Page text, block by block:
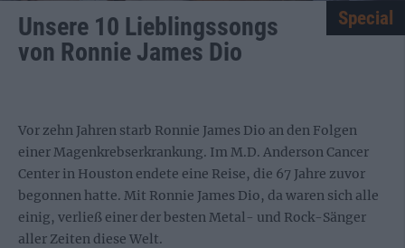
Unsere 10 Lieblingssongs
von Ronnie James Dio
Special
Vor zehn Jahren starb Ronnie James Dio an den Folgen
einer Magenkrebserkrankung. Im M.D. Anderson Cancer
Center in Houston endete eine Reise, die 67 Jahre zuvor
begonnen hatte. Mit Ronnie James Dio, da waren sich alle
einig, verließ einer der besten Metal- und Rock-Sänger
aller Zeiten diese Welt.